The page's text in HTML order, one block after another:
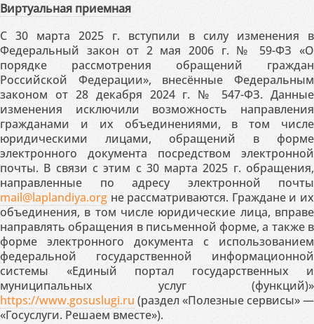
Виртуальная приемная
С 30 марта 2025 г. вступили в силу изменения в
Федеральный закон от 2 мая 2006 г. № 59-ФЗ «О
порядке рассмотрения обращений граждан
Российской Федерации», внесённые Федеральным
законом от 28 декабря 2024 г. № 547-ФЗ. Данные
изменения исключили возможность направления
гражданами и их объединениями, в том числе
юридическими лицами, обращений в форме
электронного документа посредством электронной
почты. В связи с этим с 30 марта 2025 г. обращения,
направленные по адресу электронной почты
mail@laplandiya.org не рассматриваются. Граждане и их
объединения, в том числе юридические лица, вправе
направлять обращения в письменной форме, а также в
форме электронного документа с использованием
федеральной государственной информационной
системы «Единый портал государственных и
муниципальных услуг (функций)»
https://www.gosuslugi.ru (раздел «Полезные сервисы» —
«Госуслуги. Решаем вместе»).